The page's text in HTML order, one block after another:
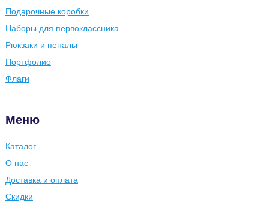
Подарочные коробки
Наборы для первоклассника
Рюкзаки и пеналы
Портфолио
Флаги
Меню
Каталог
О нас
Доставка и оплата
Скидки